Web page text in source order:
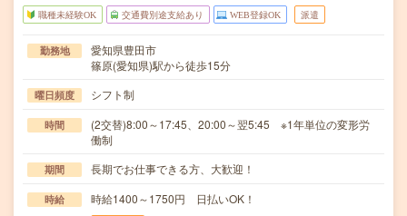
職種未経験OK 交通費別途支給あり WEB登録OK 派遣
勤務地
愛知県豊田市
篠原(愛知県)駅から徒歩15分
曜日頻度 シフト制
時間
(2交替)8:00～17:45、20:00～翌5:45 ※1年単位の変形労
働制
期間 長期でお仕事できる方、大歓迎！
時給 時給1400～1750円 日払いOK！